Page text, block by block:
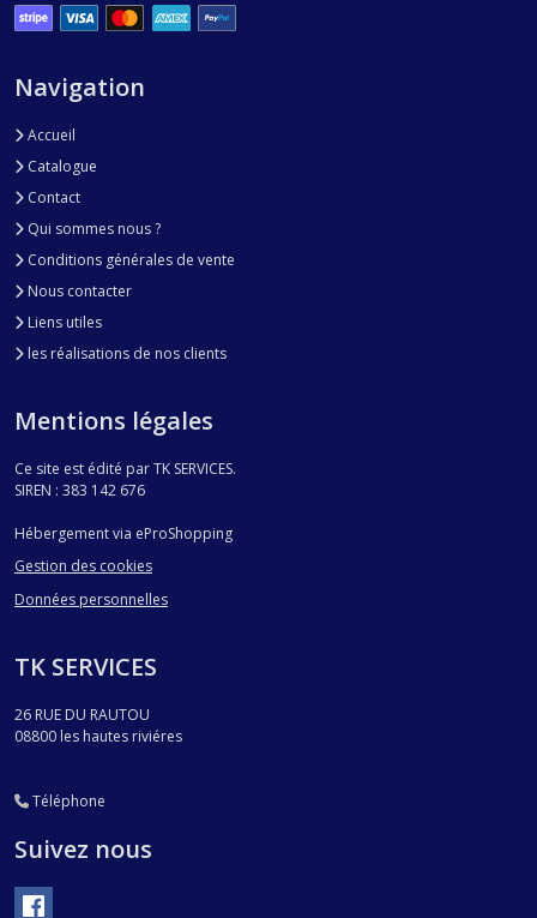
Navigation
Accueil
Catalogue
Contact
Qui sommes nous ?
Conditions générales de vente
Nous contacter
Liens utiles
les réalisations de nos clients
Mentions légales
Ce site est édité par TK SERVICES.
SIREN : 383 142 676
Hébergement via eProShopping
Gestion des cookies
Données personnelles
TK SERVICES
26 RUE DU RAUTOU
08800 les hautes riviéres
Téléphone
Suivez nous